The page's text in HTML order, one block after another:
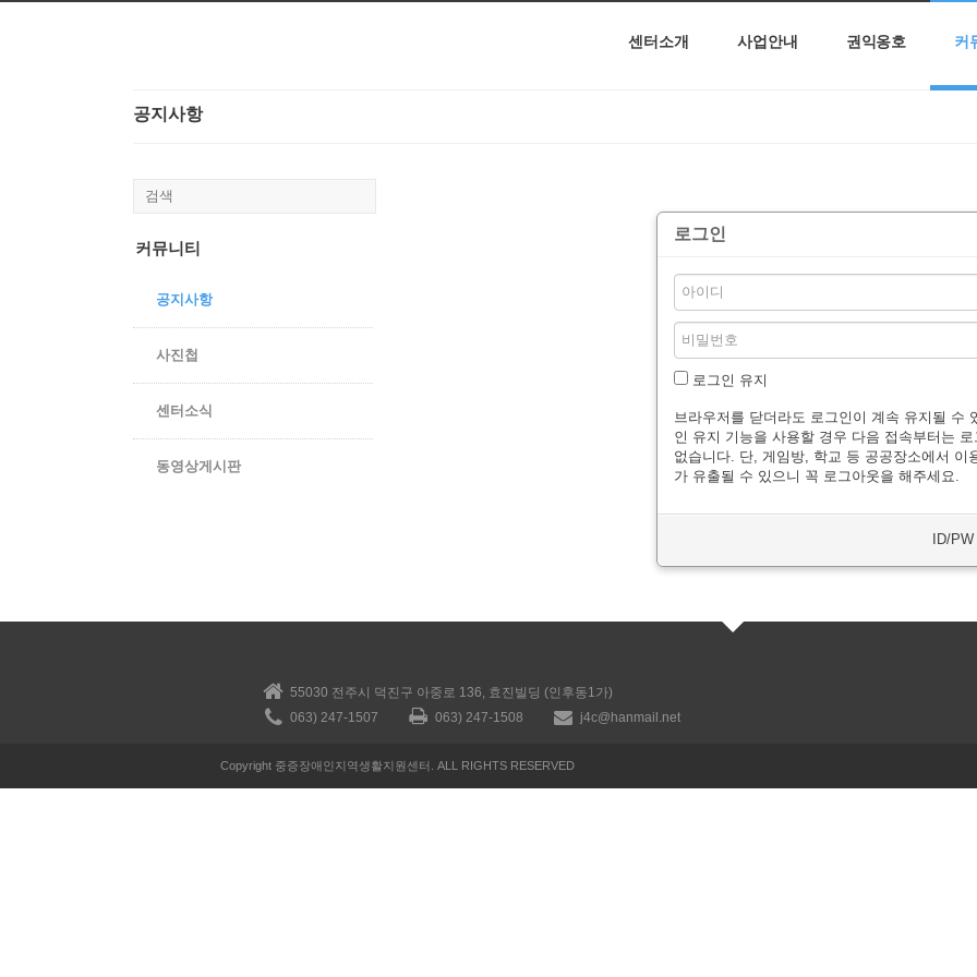
센터소개 사업안내 권익옹호 커
공지사항
로그인
로그인 유지
브라우저를 닫더라도 로그인이 계속 유지될 수
인 유지 기능을 사용할 경우 다음 접속부터는
없습니다. 단, 게임방, 학교 등 공공장소에서 이
가 유출될 수 있으니 꼭 로그아웃을 해주세요.
ID/
커뮤니티
공지사항
사진첩
센터소식
동영상게시판
55030 전주시 덕진구 아중로 136, 효진빌딩 (인후동1가)
063) 247-1507
063) 247-1508 j4c@hanmail.net
Copyright 중증장애인지역생활지원센터. ALL RIGHTS RESERVED